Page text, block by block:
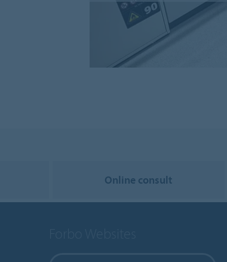
Online consult